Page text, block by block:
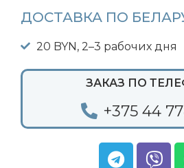
ДОСТАВКА ПО
20 BYN, 2–3 рабочих дня
ЗАКАЗ ПО
+375 44